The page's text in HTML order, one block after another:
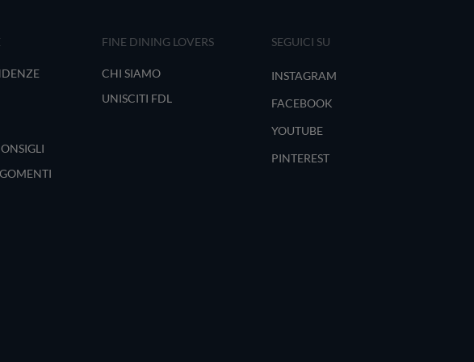
FINE DINING LOVERS
CHI SIAMO
UNISCITI FDL
SEGUICI SU
INSTAGRAM
FACEBOOK
YOUTUBE
PINTEREST